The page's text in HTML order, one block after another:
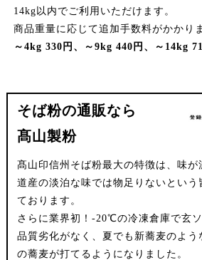
14kg以内でご利用いただけます。
商品重量に応じて追加手数料がかかり
～4kg 330円、～9kg 440円、～14kg
そば粉の通販なら
髙山製粉
髙山印信州そば粉最大の特徴は、味が
道産の淡泊な味では物足りないという
ております。
さらに業界初！-20℃の冷凍倉庫で玄
品質劣化がなく、夏でも新蕎麦のよう
の蕎麦が打てるようになりました。